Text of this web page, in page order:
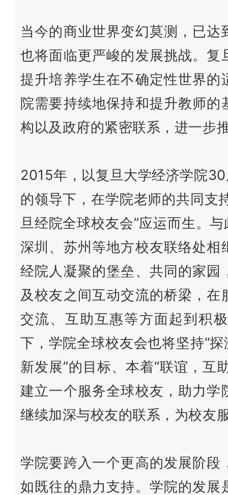
当今的商业世界变幻莫测，已
也将面临更严峻的发展挑战。
提升培养学生在不确定性世界
院需要持续地保持和提升教师
构以及政府的紧密联系，进一步
2015年，以复旦大学经济学院
的领导下，在学院老师的共同支
旦经院全球校友会”应运而生。
深圳、苏州等地方校友联络处
经院人凝聚的堡垒、共同的家
及校友之间互动交流的桥梁，
交流、互助互惠等方面起到积
下，学院全球校友会也将坚持“
新发展”的目标、本着“联谊，互
建立一个服务全球校友，助力
继续加深与校友的联系，为校友
学院要跨入一个更高的发展阶
如既往的鼎力支持。学院的发